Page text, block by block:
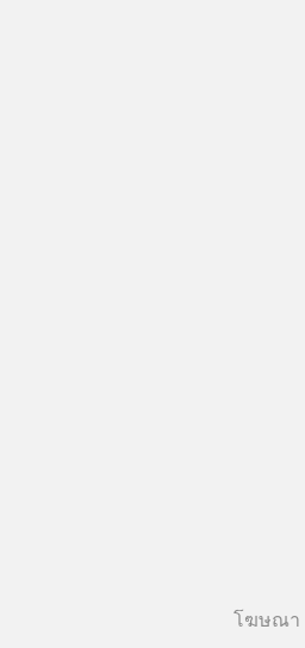
โฆษณา